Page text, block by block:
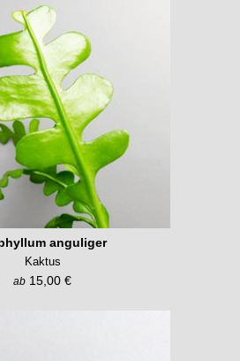
anguliger
Kaktus
ab 15,00 €